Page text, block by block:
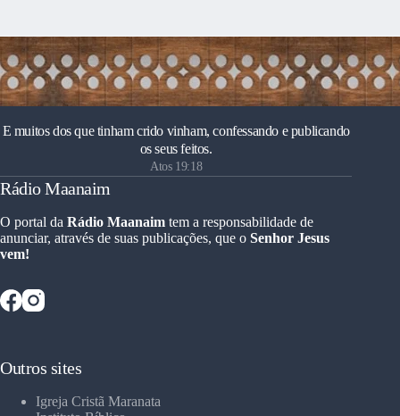
E muitos dos que tinham crido vinham, confessando e publicando
os seus feitos.
Atos 19:18
Rádio Maanaim
O portal da Rádio Maanaim tem a responsabilidade de
anunciar, através de suas publicações, que o Senhor Jesus
vem!
Outros sites
Igreja Cristã Maranata